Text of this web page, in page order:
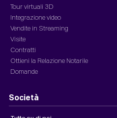
Tour virtuali 3D
Integrazione video
Vendite in Streaming
Visite
Contratti
Ottieni la Relazione Notarile
Domande
Società